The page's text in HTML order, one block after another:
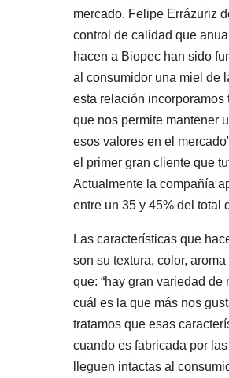
mercado. Felipe Errázuriz
control de calidad que
hacen a Biopec han sido
al consumidor una miel de
esta relación incorporamos
que nos permite mantener
esos valores en el
el primer gran cliente que
Actualmente la compañía
entre un 35 y 45% del total
Las características que
son su textura, color,
que: “hay gran variedad
cuál es la que más nos
tratamos que esas
cuando es fabricada por
lleguen intactas al